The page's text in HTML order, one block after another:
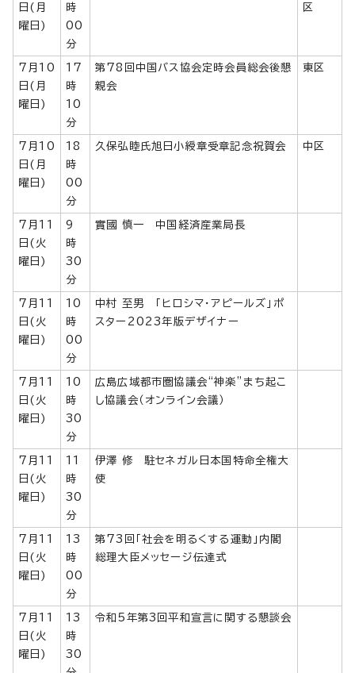
日(月
曜日)
時
00
分
区
7月10
日(月
曜日)
17
時
10
分
第78回中国バス協会定時会員総会後懇
親会
東区
7月10
日(月
曜日)
18
時
00
分
久保弘睦氏旭日小綬章受章記念祝賀会 中区
7月11
日(火
曜日)
9
時
30
分
實國 慎一 中国経済産業局長
7月11
日(火
曜日)
10
時
00
分
中村 至男 「ヒロシマ・アピールズ」ポ
スター2023年版デザイナー
7月11
日(火
曜日)
10
時
30
分
広島広域都市圏協議会“神楽”まち起こ
し協議会（オンライン会議）
7月11
日(火
曜日)
11
時
30
分
伊澤 修 駐セネガル日本国特命全権大
使
7月11
日(火
曜日)
13
時
00
分
第73回「社会を明るくする運動」内閣
総理大臣メッセージ伝達式
7月11
日(火
曜日)
13
時
30
令和5年第3回平和宣言に関する懇談会